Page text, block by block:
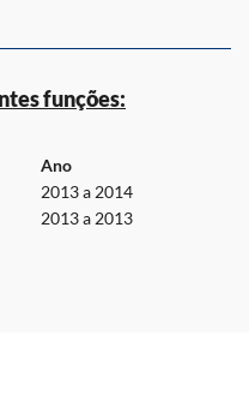
funções:
Ano
2013 a 2014
2013 a 2013
da carga: